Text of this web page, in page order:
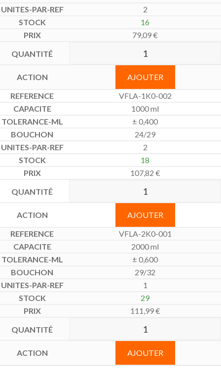
2
16
79,09€
AJOUTER
VFLA-1K0-002
1000 ml
± 0,400
24/29
2
18
107,82 €
AJOUTER
VFLA-2K0-001
2000 ml
± 0,600
29/32
1
29
111,99€
AJOUTER